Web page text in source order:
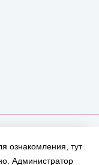
ознакомления, тут
Администратор